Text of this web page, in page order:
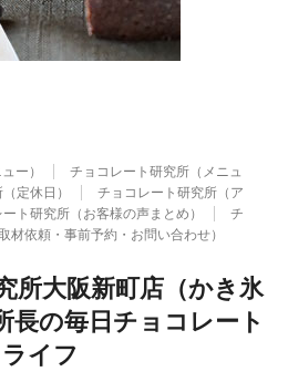
ー）
チョコレート研究所（メニュ
定休日）
チョコレート研究所（ア
ト研究所（お客様の声まとめ）
チ
材依頼・事前予約・お問い合わせ）
所大阪新町店（かき氷
長の毎日チョコレート
ライフ